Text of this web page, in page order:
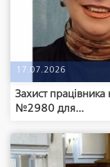
17.07.2026
Захист
№2980 для...